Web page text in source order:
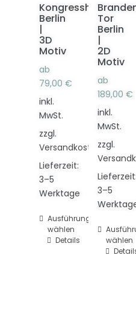
Kongresshalle
Berlin
|
3D
Motiv
ab
79,00 €
inkl.
MwSt.
zzgl.
Versandkosten
Lieferzeit:
3–5
Werktage
Ausführung
wählen
Dieses
Produkt
Details
Tor
Berlin
|
2D
Motiv
ab
189,00 €
inkl.
MwSt.
zzgl.
Lieferzeit:
3–5
wählen
Dieses
Produkt